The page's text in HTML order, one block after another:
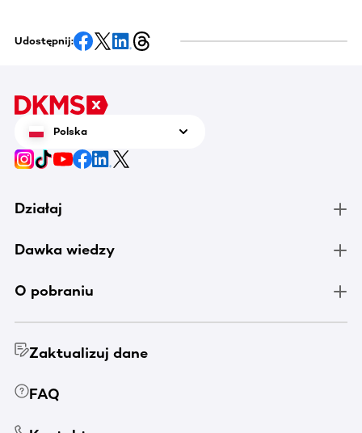
Udostępnij:
Polska
Działaj
Dawka wiedzy
O pobraniu
Zaktualizuj dane
FAQ